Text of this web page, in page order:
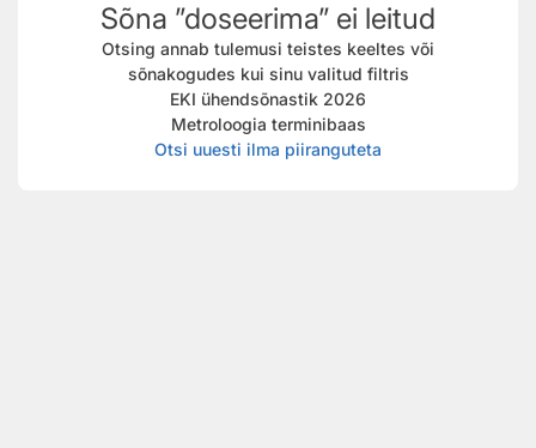
Sõna ”doseerima” ei leitud
Otsing annab tulemusi teistes keeltes või
sõnakogudes kui sinu valitud filtris
EKI ühendsõnastik 2026
Metroloogia terminibaas
Otsi uuesti ilma piiranguteta